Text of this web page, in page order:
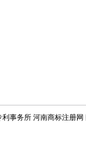
利事务所 河南商标注册网